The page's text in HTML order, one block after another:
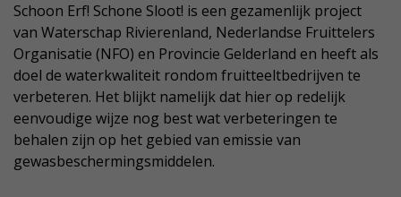
Schoon Erf! Schone Sloot! is een gezamenlijk project
van Waterschap Rivierenland, Nederlandse Fruittelers
Organisatie (NFO) en Provincie Gelderland en heeft als
doel de waterkwaliteit rondom fruitteeltbedrijven te
verbeteren. Het blijkt namelijk dat hier op redelijk
eenvoudige wijze nog best wat verbeteringen te
behalen zijn op het gebied van emissie van
gewasbeschermingsmiddelen.